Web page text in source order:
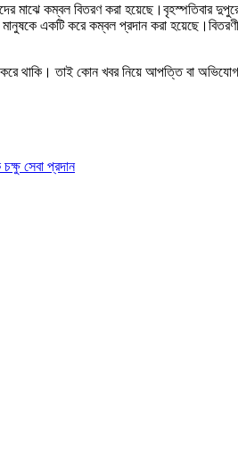
মাঝে কম্বল বিতরণ করা হয়েছে।বৃহস্পতিবার
একটি করে কম্বল প্রদান করা হয়েছে।বিতরণী
থাকি। তাই কোন খবর নিয়ে আপত্তি বা
সেবা প্রদান